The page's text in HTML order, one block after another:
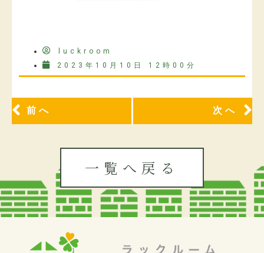
luckroom
2023年10月10日 12時00分
前へ 次へ
一覧へ戻る